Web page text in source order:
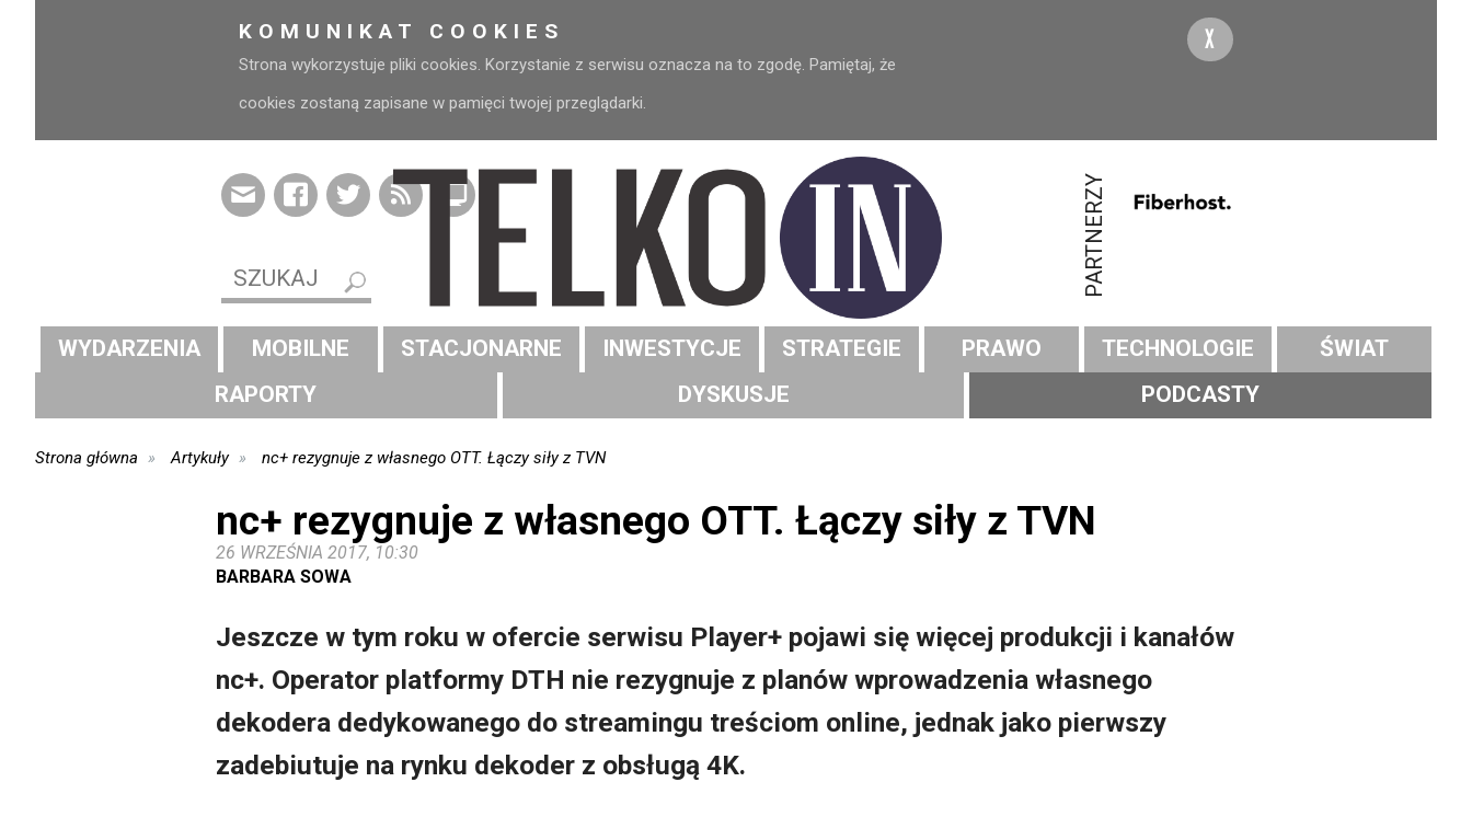
KOMUNIKAT COOKIES
Strona wykorzystuje pliki cookies. Korzystanie z serwisu oznacza na to zgodę. Pamiętaj, że
cookies zostaną zapisane w pamięci twojej przeglądarki.
X
PARTNERZY
WYDARZENIA MOBILNE STACJONARNE INWESTYCJE STRATEGIE PRAWO TECHNOLOGIE
ŚWIAT
RAPORTY
DYSKUSJE PODCASTY
Strona główna Artykuły nc+ rezygnuje z własnego OTT. Łączy siły z TVN
nc+ rezygnuje z własnego OTT. Łączy siły z TVN
26 WRZEŚNIA 2017, 10:30
BARBARA SOWA
Jeszcze w tym roku w ofercie serwisu Player+ pojawi się więcej produkcji i kanałów
nc+. Operator platformy DTH nie rezygnuje z planów wprowadzenia własnego
dekodera dedykowanego do streamingu treściom online, jednak jako pierwszy
zadebiutuje na rynku dekoder z obsługą 4K.